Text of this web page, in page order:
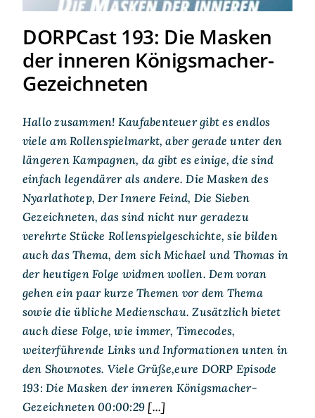
DORPCast 193: Die Masken
der inneren Königsmacher-
Gezeichneten
Hallo zusammen! Kaufabenteuer gibt es endlos
viele am Rollenspielmarkt, aber gerade unter den
längeren Kampagnen, da gibt es einige, die sind
einfach legendärer als andere. Die Masken des
Nyarlathotep, Der Innere Feind, Die Sieben
Gezeichneten, das sind nicht nur geradezu
verehrte Stücke Rollenspielgeschichte, sie bilden
auch das Thema, dem sich Michael und Thomas in
der heutigen Folge widmen wollen. Dem voran
gehen ein paar kurze Themen vor dem Thema
sowie die übliche Medienschau. Zusätzlich bietet
auch diese Folge, wie immer, Timecodes,
weiterführende Links und Informationen unten in
den Shownotes. Viele Grüße,eure DORP Episode
193: Die Masken der inneren Königsmacher-
Gezeichneten 00:00:29 [...]